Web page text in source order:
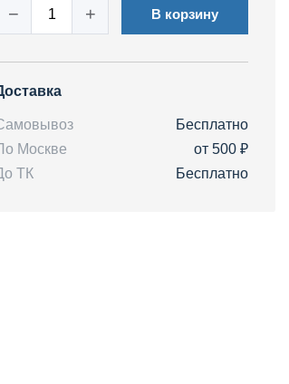
− + В корзину
Бесплатно
Москве
от 500 ₽
ТК
Бесплатно